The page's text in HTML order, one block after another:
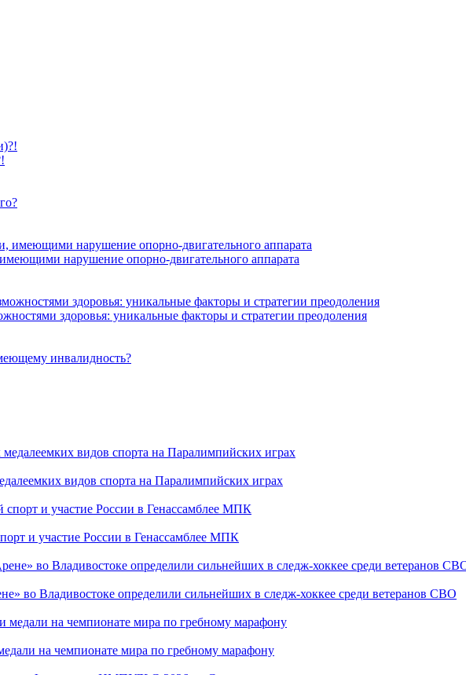
нарушение опорно-двигательного аппарата
здоровья: уникальные факторы и стратегии преодоления
инвалидность?
видов спорта на Паралимпийских играх
и участие России в Генассамблее МПК
во Владивостоке определили сильнейших в следж-хоккее среди ветеранов СВО
на чемпионате мира по гребному марафону